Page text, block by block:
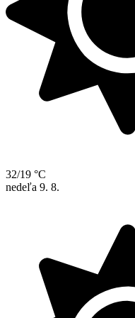
32/19 °C
nedeľa 9. 8.